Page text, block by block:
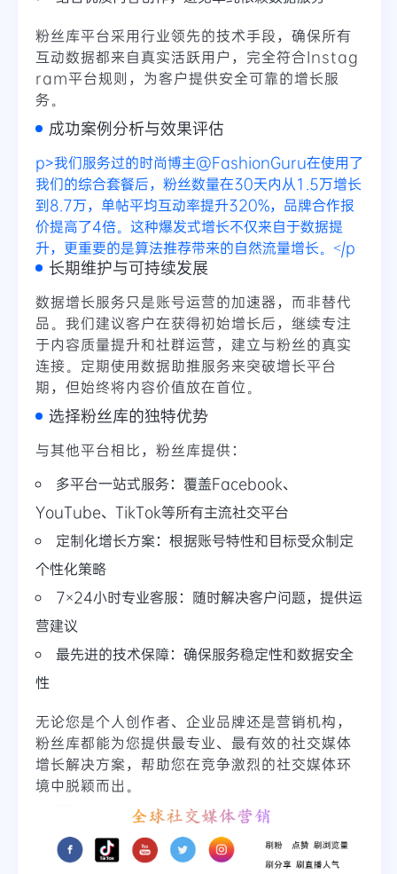
粉丝库平台采用行业领先的技术手段，确保所有
互动数据都来自真实活跃用户，完全符合Instag
ram平台规则，为客户提供安全可靠的增长服
务。
成功案例分析与效果评估
p>我们服务过的时尚博主@FashionGuru在使用了
我们的综合套餐后，粉丝数量在30天内从1.5万增长
到8.7万，单帖平均互动率提升320%，品牌合作报
价提高了4倍。这种爆发式增长不仅来自于数据提
升，更重要的是算法推荐带来的自然流量增长。</p
长期维护与可持续发展
数据增长服务只是账号运营的加速器，而非替代
品。我们建议客户在获得初始增长后，继续专注
于内容质量提升和社群运营，建立与粉丝的真实
连接。定期使用数据助推服务来突破增长平台
期，但始终将内容价值放在首位。
选择粉丝库的独特优势
与其他平台相比，粉丝库提供：
多平台一站式服务：覆盖Facebook、
YouTube、TikTok等所有主流社交平台
定制化增长方案：根据账号特性和目标受众制定
个性化策略
7×24小时专业客服：随时解决客户问题，提供运
营建议
最先进的技术保障：确保服务稳定性和数据安全
性
无论您是个人创作者、企业品牌还是营销机构，
粉丝库都能为您提供最专业、最有效的社交媒体
增长解决方案，帮助您在竞争激烈的社交媒体环
境中脱颖而出。